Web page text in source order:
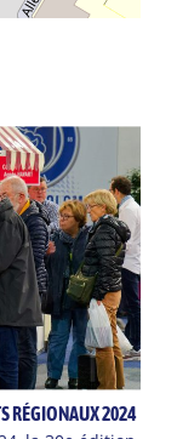
RÉGIONAUX 2024